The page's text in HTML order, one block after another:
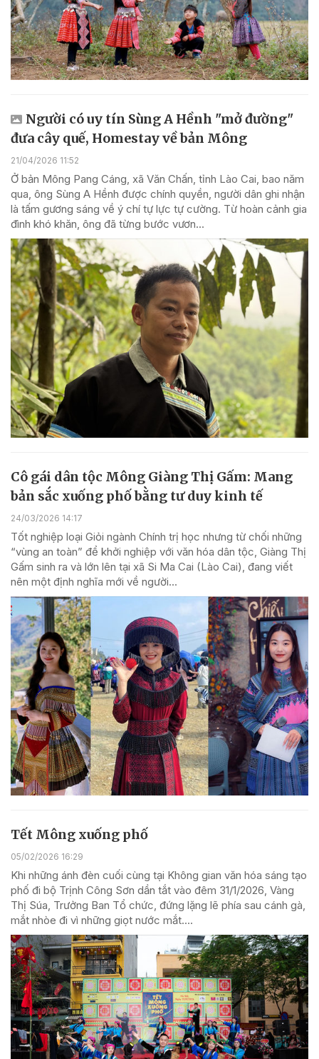
Người có uy tín Sùng A Hềnh "mở đường"
đưa cây quế, Homestay về bản Mông
21/04/2026 11:52
Ở bản Mông Pang Cáng, xã Văn Chấn, tỉnh Lào Cai, bao năm
qua, ông Sùng A Hềnh được chính quyền, người dân ghi nhận
là tấm gương sáng về ý chí tự lực tự cường. Từ hoàn cảnh gia
đình khó khăn, ông đã từng bước vươn...
Cô gái dân tộc Mông Giàng Thị Gấm: Mang
bản sắc xuống phố bằng tư duy kinh tế
24/03/2026 14:17
Tốt nghiệp loại Giỏi ngành Chính trị học nhưng từ chối những
“vùng an toàn” để khởi nghiệp với văn hóa dân tộc, Giàng Thị
Gấm sinh ra và lớn lên tại xã Si Ma Cai (Lào Cai), đang viết
nên một định nghĩa mới về người...
Tết Mông xuống phố
05/02/2026 16:29
Khi những ánh đèn cuối cùng tại Không gian văn hóa sáng tạo
phố đi bộ Trịnh Công Sơn dần tắt vào đêm 31/1/2026, Vàng
Thị Súa, Trưởng Ban Tổ chức, đứng lặng lẽ phía sau cánh gà,
mắt nhòe đi vì những giọt nước mắt....